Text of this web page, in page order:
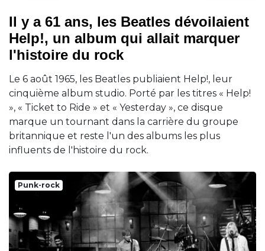
Il y a 61 ans, les Beatles dévoilaient
Help!, un album qui allait marquer
l'histoire du rock
Le 6 août 1965, les Beatles publiaient Help!, leur
cinquième album studio. Porté par les titres « Help!
», « Ticket to Ride » et « Yesterday », ce disque
marque un tournant dans la carrière du groupe
britannique et reste l'un des albums les plus
influents de l'histoire du rock.
Punk-rock